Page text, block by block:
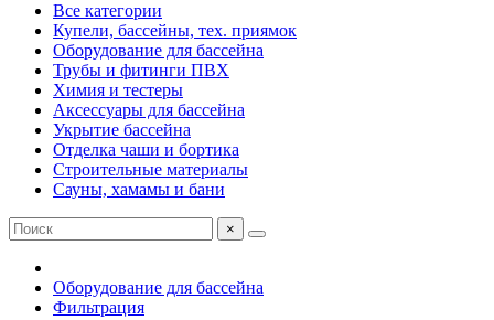
Все категории
Купели, бассейны, тех. приямок
Оборудование для бассейна
Трубы и фитинги ПВХ
Химия и тестеры
Аксессуары для бассейна
Укрытие бассейна
Отделка чаши и бортика
Строительные материалы
Сауны, хамамы и бани
×
Оборудование для бассейна
Фильтрация